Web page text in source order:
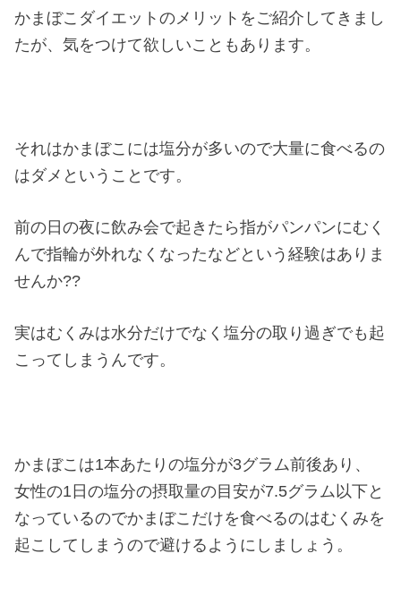
かまぼこダイエットのメリットをご紹介してきまし
たが、気をつけて欲しいこともあります。
それはかまぼこには塩分が多いので大量に食べるの
はダメということです。
前の日の夜に飲み会で起きたら指がパンパンにむく
んで指輪が外れなくなったなどという経験はありま
せんか??
実はむくみは水分だけでなく塩分の取り過ぎでも起
こってしまうんです。
かまぼこは1本あたりの塩分が3グラム前後あり、
女性の1日の塩分の摂取量の目安が7.5グラム以下と
なっているのでかまぼこだけを食べるのはむくみを
起こしてしまうので避けるようにしましょう。